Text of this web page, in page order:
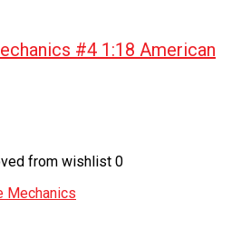
#4 1:18 American
from wishlist 0